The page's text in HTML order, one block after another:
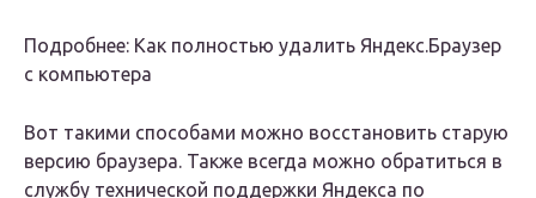
Подробнее: Как полностью удалить Яндекс.Браузер
с компьютера
Вот такими способами можно восстановить старую
версию браузера. Также всегда можно обратиться в
службу технической поддержки Яндекса по